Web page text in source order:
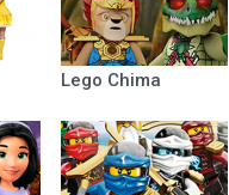
Lego Chima